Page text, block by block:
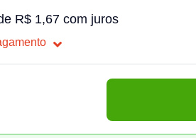
R$ 1,67 com juros